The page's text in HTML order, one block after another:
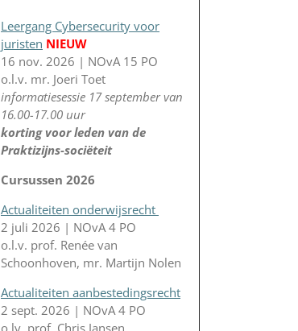
Leergang Cybersecurity voor
juristen NIEUW
16 nov. 2026 | NOvA 15 PO
o.l.v. mr. Joeri Toet
informatiesessie 17 september van
16.00-17.00 uur
korting voor leden van de
Praktizijns-sociëteit
Cursussen 2026
Actualiteiten onderwijsrecht
2 juli 2026 | NOvA 4 PO
o.l.v. prof. Renée van
Schoonhoven, mr. Martijn Nolen
Actualiteiten aanbestedingsrecht
2 sept. 2026 | NOvA 4 PO